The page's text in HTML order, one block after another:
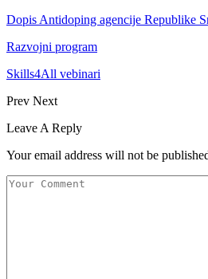
Dopis Antidoping agencije Republike
Razvojni program
Skills4All vebinari
Prev Next
Leave A Reply
Your email address will not be